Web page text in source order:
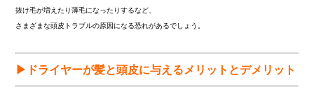
抜け毛が増えたり薄毛になったりするなど、
さまざまな頭皮トラブルの原因になる恐れがあるでしょう。
▶ドライヤーが髪と頭皮に与えるメリットとデメリット